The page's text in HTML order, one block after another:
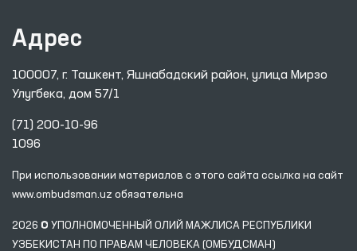
Адрес
100007, г. Ташкент, Яшнабадский район, улица Мирзо
Улугбека, дом 57/1
(71) 200-10-96
1096
При использовании материалов с этого сайта ссылка на сайт
www.ombudsman.uz обязательна
2026 © УПОЛНОМОЧЕННЫЙ ОЛИЙ МАЖЛИСА РЕСПУБЛИКИ
УЗБЕКИСТАН ПО ПРАВАМ ЧЕЛОВЕКА (ОМБУДСМАН)